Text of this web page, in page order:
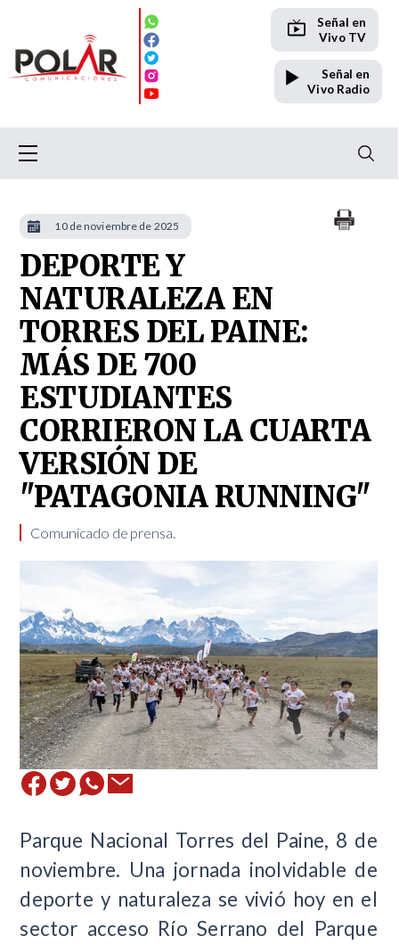
Señal en
Vivo TV
Señal en
Vivo Radio
DEPORTE Y
NATURALEZA EN
TORRES DEL PAINE:
MÁS DE 700
ESTUDIANTES
CORRIERON LA CUARTA
VERSIÓN DE
"PATAGONIA RUNNING"
Comunicado de prensa.
Parque Nacional Torres del Paine, 8 de
noviembre. Una jornada inolvidable de
deporte y naturaleza se vivió hoy en el
sector acceso Río Serrano del Parque
10 de noviembre de 2025